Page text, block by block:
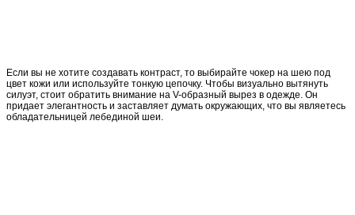
Если вы не хотите создавать контраст, то выбирайте чокер на шею под
цвет кожи или используйте тонкую цепочку. Чтобы визуально вытянуть
силуэт, стоит обратить внимание на V-образный вырез в одежде. Он
придает элегантность и заставляет думать окружающих, что вы являетесь
обладательницей лебединой шеи.